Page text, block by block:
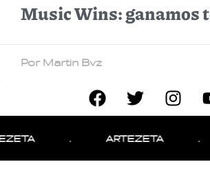
Music Wins: ganamos
Por Martin Bvz
ARTEZETA